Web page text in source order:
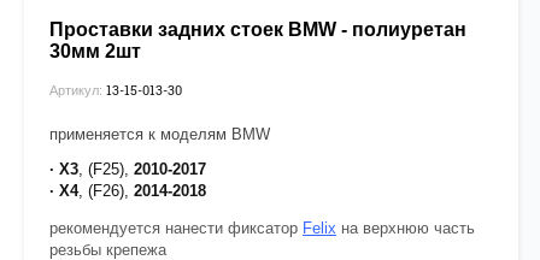
Проставки задних стоек BMW - полиуретан
30мм 2шт
Артикул: 13-15-013-30
применяется к моделям BMW
· X3 , (F25), 2010-2017
· X4, (F26), 2014-2018
рекомендуется нанести фиксатор Felix на верхнюю часть
резьбы крепежа